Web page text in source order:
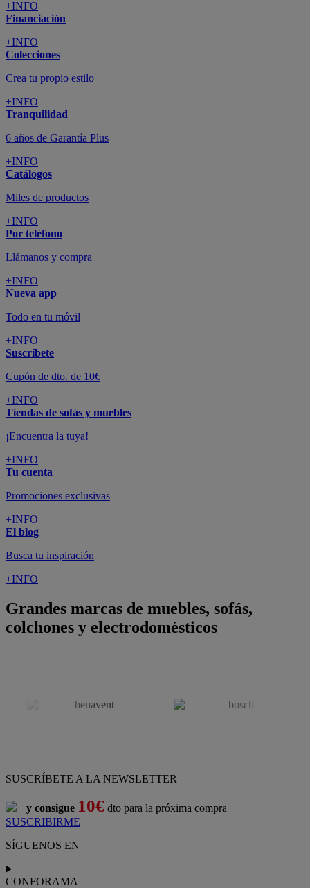
+INFO
Financiación
+INFO
Colecciones
Crea tu propio estilo
+INFO
Tranquilidad
6 años de Garantía Plus
+INFO
Catálogos
Miles de productos
+INFO
Por teléfono
Llámanos y compra
+INFO
Nueva app
Todo en tu móvil
+INFO
Suscríbete
Cupón de dto. de 10€
+INFO
Tiendas de sofás y muebles
¡Encuentra la tuya!
+INFO
Tu cuenta
Promociones exclusivas
+INFO
El blog
Busca tu inspiración
+INFO
Grandes marcas de muebles, sofás,
colchones y electrodomésticos
SUSCRÍBETE A LA NEWSLETTER
y consigue 10€ dto para la próxima compra
SUSCRIBIRME
SÍGUENOS EN
CONFORAMA